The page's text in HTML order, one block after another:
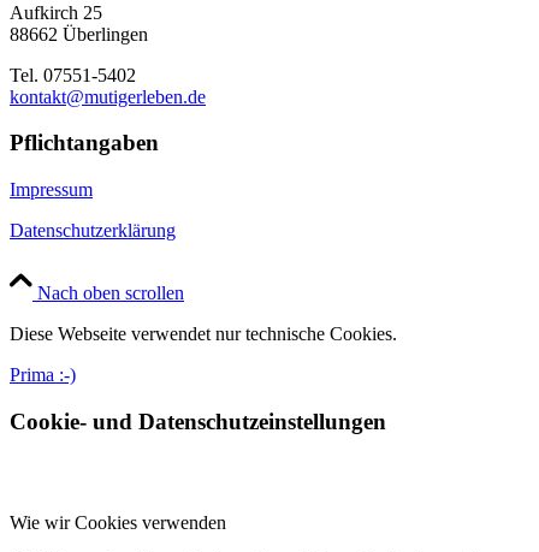
Aufkirch 25
88662 Überlingen
Tel. 07551-5402
kontakt@mutigerleben.de
Pflichtangaben
Impressum
Datenschutzerklärung
Nach oben scrollen
Diese Webseite verwendet nur technische Cookies.
Prima :-)
Cookie- und Datenschutzeinstellungen
Wie wir Cookies verwenden